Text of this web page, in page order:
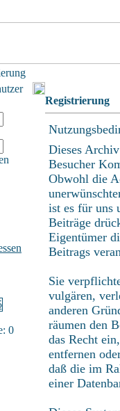
0
Registrierung
Dieses
Besucher
Obwohl die
ist es für uns
Beiträge
Eigentümer
Beitrags
Sie
vulgären,
anderen
räumen den
das Recht
entfernen
daß die im
einer